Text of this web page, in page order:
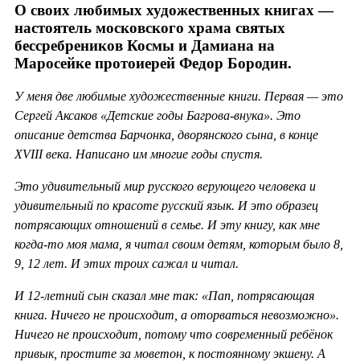
О своих любимых художественных книгах —
настоятель московского храма святых
бессребреников Космы и Дамиана на
Маросейке протоиерей Федор Бородин.
У меня две любимые художественные книги. Первая — это
Сергей Аксаков «Детские годы Багрова-внука». Это
описание детства Барчонка, дворянского сына, в конце
XVIII века. Написано им многие годы спустя.
Это удивительный мир русского верующего человека и
удивительный по красоте русский язык. И это образец
потрясающих отношений в семье. И эту книгу, как мне
когда-то моя мама, я читал своим детям, которым было 8,
9, 12 лет. И этих троих сажал и читал.
И 12-летний сын сказал мне так: «Пап, потрясающая
книга. Ничего не происходит, а оторваться невозможно».
Ничего не происходит, потому что современный ребёнок
привык, простите за моветон, к постоянному экшену. А